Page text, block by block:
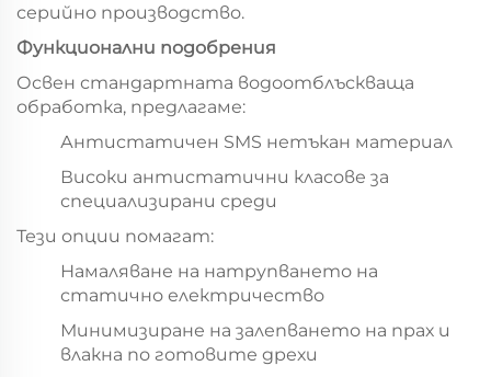
серийно производство.
Функционални подобрения
Освен стандартната водоотблъскваща
обработка, предлагаме:
Антистатичен SMS нетъкан материал
Високи антистатични класове за
специализирани среди
Тези опции помагат:
Намаляване на натрупването на
статично електричество
Минимизиране на залепването на прах и
влакна по готовите дрехи